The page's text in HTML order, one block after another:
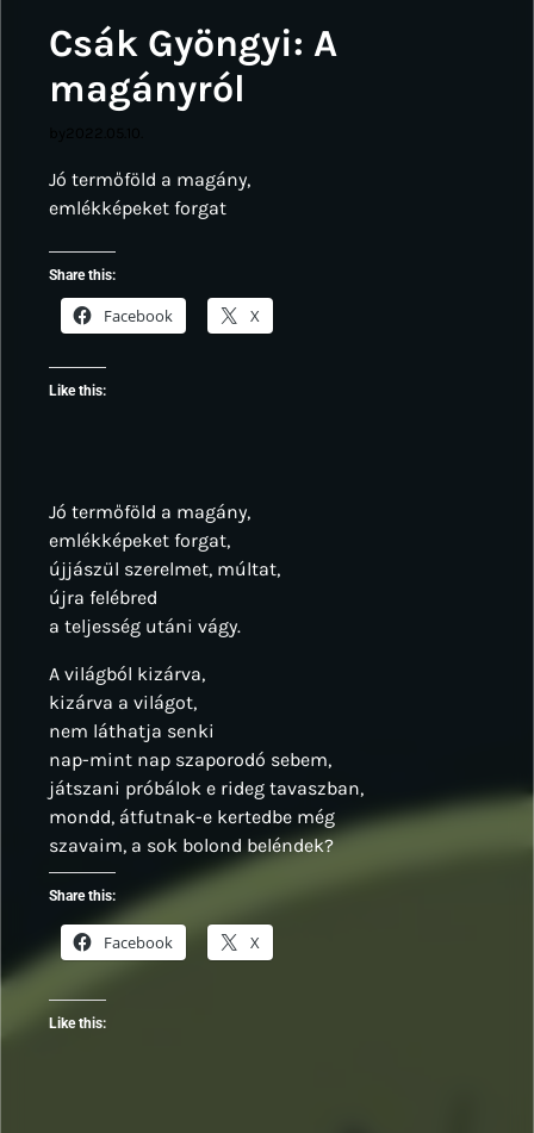
Csák Gyöngyi: A
magányról
Jó termőföld a magány,
emlékképeket forgat
Share this:
Facebook X
Like this:
Jó termőföld a magány,
emlékképeket forgat,
újjászül szerelmet, múltat,
újra felébred
a teljesség utáni vágy.
A világból kizárva,
kizárva a világot,
nem láthatja senki
nap-mint nap szaporodó sebem,
játszani próbálok e rideg tavaszban,
mondd, átfutnak-e kertedbe még
szavaim, a sok bolond beléndek?
Share this:
Facebook X
Like this: